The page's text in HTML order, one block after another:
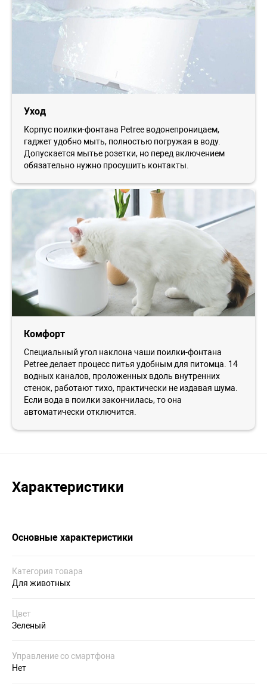
Уход
Корпус поилки-фонтана Petree водонепроницаем,
гаджет удобно мыть, полностью погружая в воду.
Допускается мытье розетки, но перед включением
обязательно нужно просушить контакты.
Комфорт
Специальный угол наклона чаши поилки-фонтана
Petree делает процесс питья удобным для питомца. 14
водных каналов, проложенных вдоль внутренних
стенок, работают тихо, практически не издавая шума.
Если вода в поилки закончилась, то она
автоматически отключится.
Характеристики
Основные характеристики
Категория товара
Для животных
Цвет
Зеленый
Управление со смартфона
Нет